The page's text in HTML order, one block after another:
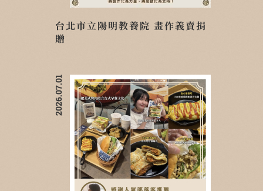
台北市立陽明教養院 畫作義賣捐
贈
2026.07.01